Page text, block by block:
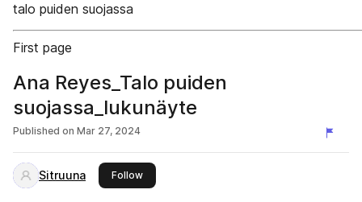
talo puiden suojassa
First page
Ana Reyes_Talo puiden
suojassa_lukunäyte
Published on Mar 27, 2024
Sitruuna Followthis publisher